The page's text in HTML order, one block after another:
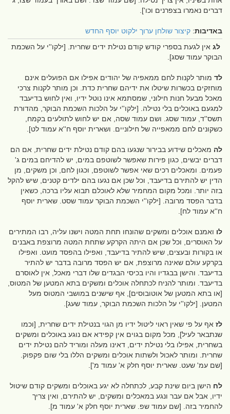
דברים נאמרו בצפרנים וכו'].
באדיבות: קיצור שולחן ערוך ילקוט יוסף החדש
לג אין לגעת בספרי קודש קודם נטילת ידים שחרית. [ילקו''י על השכמת
הבוקר עמוד שסג].
לד מותר לקנות לחם ממאפיה של יהודים אפילו אם הפועלים אינם
מוחזקים בכשרות שיטלו את ידיהם שחרית כדת. וכן מותר לקנות צרכי
מאכל מבעל חנות חילוני, שמסתמא אינו נוטל ידיו, ואין לחוש בדיעבד
למגעם באוכלים בלי נטילה. [ילקו''י על הלכות השכמת הבוקר, מהדורת
תשס''ד, עמוד שסג. ושם עמוד שסה, אם יש לחוש לתולעים בקמח,
כשקונים לחם ממאפייה של חילוניים. ושארית יוסף ח''א עמוד לט].
לה מאכלים שידוע בבירור שנגעו בהם קודם נטילת ידים שחרית, אם הם
דברים יבשים, כגון פירות שאפשר לשוטפם במים, יש להדיחם במים ג'
פעמים. ומאכלים רכים שאי אפשר לשוטפם, וכגון לחם, וכן משקים, מן
הדין יש להתירם בדיעבד, וכל שכן אם נגעו בהם ילדים קטנים, שיש להקל
בזה יותר. ומכל מקום המחמיר שלא לאוכלם תבוא עליו ברכה, כשאין
בדבר הפסד מרובה. [ילקו''י השכמת הבוקר עמוד שסט. שארית יוסף
ח''א עמוד לח].
לו ואמנם אוכלים ומשקים שהונחו תחת המטה וישנו עליה, רבו המתירים
על האוסרים, וכל שכן אם היתה הקרקע שתחת המטה מרוצפת באבנים
או בקורות ובעצים, שיש להתיר בדיעבד, ואפילו בהפסד מועט. ואפילו
בקרקע עולם שאינה מרוצפת, אם יש הפסד מרובה בדבר יש להתיר
בדיעבד. והישן בבגדיו והיו בכיסי הבגדים שלו דברי מאכל, אין לאוסרם
בדיעבד. ומותר להניח לכתחלה אוכלים ומשקים בתא המטען של המטוס,
[או בתא המטען של אוטובוסים], אף שישנים במושבי המטוס מעל
המטען. [ילקו''י על הלכות השכמת הבוקר, עמוד שעג].
לז אף על פי שאין ראוי ליטול ידיו מן הגוי בנטילת ידים שחרית, [וכמו
שנתבאר לעיל], מכל מקום בגוים אין קפידא אם נוגע באוכלים ומשקים
בשחרית, אפילו בלי נטילת ידים, דאינו מעלה ומוריד להם נטילת ידים
שחרית. ומותר לאכול ולשתות אוכלים ומשקים הללו בלי שום פקפוק.
[שם עמ' שעט. שארית יוסף חלק א' עמוד מ'].
לח הישן ביום שינת קבע, לכתחלה לא יגע באוכלים ומשקים קודם שיטול
ידיו, אבל אם עבר ונגע במאכלים ומשקים, יש להתירם, ואין צריך
להחמיר בזה. [שם עמוד שפ. שארית יוסף חלק א' עמוד מ].